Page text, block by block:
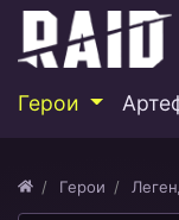
Герои
Герои